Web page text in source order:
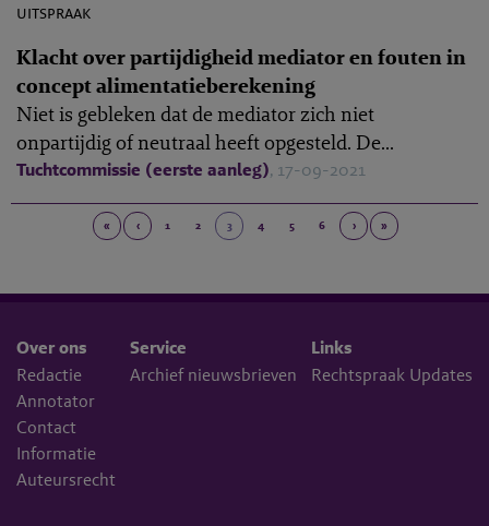
uitspraak
Klacht over partijdigheid mediator en fouten in
concept alimentatieberekening
Niet is gebleken dat de mediator zich niet
onpartijdig of neutraal heeft opgesteld. De...
Tuchtcommissie (eerste aanleg), 17-09-2021
« ‹ 1 2 3 4 5 6 › »
Over ons
Redactie
Annotator
Contact
Informatie
Auteursrecht
Service
Archief nieuwsbrieven
Links
Rechtspraak Updates